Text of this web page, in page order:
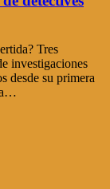
Tres
investigaciones
desde su primera
a…